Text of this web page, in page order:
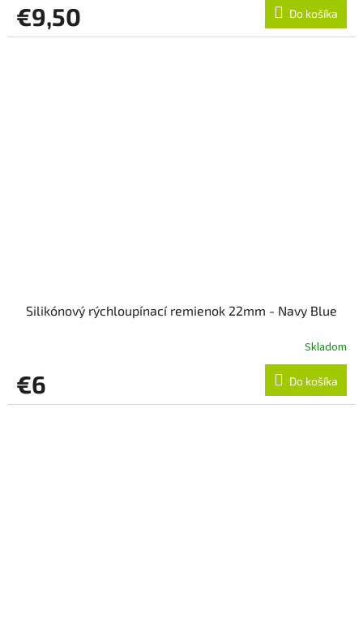
€9,50 Do košíka
Silikónový rýchloupínací remienok 22mm - Navy Blue
Skladom
€6 Do košíka